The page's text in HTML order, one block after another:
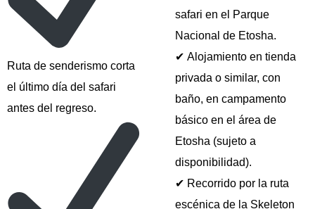
Ruta de senderismo corta
el último día del safari
antes del regreso.
safari en el Parque
Nacional de Etosha.
✔ Alojamiento en tienda
privada o similar, con
baño, en campamento
básico en el área de
Etosha (sujeto a
disponibilidad).
✔ Recorrido por la ruta
escénica de la Skeleton